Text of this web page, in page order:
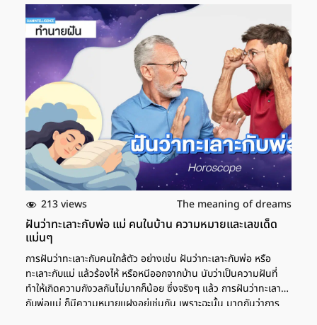
แมวตาย การฝันว่าฆ่าแมวตาย ทำนายฝันเอาไว้ว่า จะเจอกับปัญหาที่
ทำให้รู้สึกกลืนไม่เข้า คายไม่ออก ทำให้รู้สึกไม่สบายใจ ไม่สามารถแก้ไข
ปัญหาได้อย่างทันท่วงที ช่วงนี้อาจจะมีเรื่องการถูกใส่ร้าย การปองร้าย
หรือการถูกเข้าใจผิด จากการสื่อสารหรือการพูดของคนอื่นได้ บางคน
อาจจะเจอกับปัญหาที่คนอื่นนำมาให้ก็ได้ เลขเด็ด ฝันว่าฆ่าแมว 2 ตัว
การฝันว่าฆ่าแมว 2 ตัว ตามความหมายแล้ว เป็นฝันที่กำลังบอกว่าคุณ
เสี่ยงมีเคราะห์ร้ายเกิดขึ้น บางคนก็อาจจะทำของสำคัญหาย หรืออาจ
จะเกิดปัญหากับคนที่อายุมากหรือน้อยที่สุดในบ้านก็ได้เช่นกัน แต่การ
ฝันว่าเห็นตัวเองฆ่าแมวถึง 2 ตัว ยังหมายถึงความเจริญในหน้าที่การ
งานหรือการใช้ชีวิตได้ด้วย โดยเฉพาะคนที่มีความอ่อนน้อมถ่อมตน
ช่วงนี้จะเจรจาอะไร หรือติดต่อกิจธุระใดๆ ก็ต้องสื่อสารให้ดี แล้วจะ
ประสบความสำเร็จ เห็นผลลัพธ์จากสิ่งที่ทำ เลขเด็ด ฝันว่าฆ่าแมว 3
ตัว […]
213 views
The meaning of dreams
ฝันว่าทะเลาะกับพ่อ แม่ คนในบ้าน ความหมายและเลขเด็ด
แม่นๆ
การฝันว่าทะเลาะกับคนใกล้ตัว อย่างเช่น ฝันว่าทะเลาะกับพ่อ หรือ
ทะเลาะกับแม่ แล้วร้องไห้ หรือหนีออกจากบ้าน นับว่าเป็นความฝันที่
ทำให้เกิดความกังวลกันไม่มากก็น้อย ซึ่งจริงๆ แล้ว การฝันว่าทะเลาะ
กับพ่อแม่ ก็มีความหมายแฝงอยู่เช่นกัน เพราะฉะนั้น มาดูกันว่าการ